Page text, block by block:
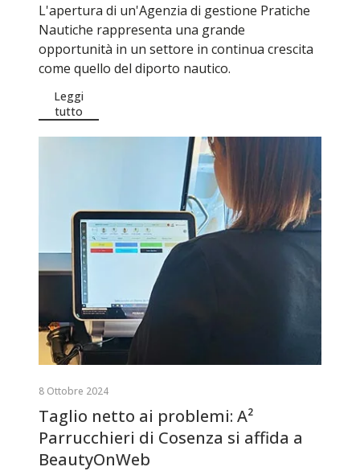
L'apertura di un'Agenzia di gestione Pratiche
Nautiche rappresenta una grande
opportunità in un settore in continua crescita
come quello del diporto nautico.
Leggi
tutto
8 Ottobre 2024
Taglio netto ai problemi: A²
Parrucchieri di Cosenza si affida a
BeautyOnWeb